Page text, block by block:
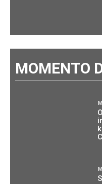
MOMENTO